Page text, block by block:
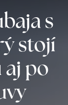
s
stojí
aj po